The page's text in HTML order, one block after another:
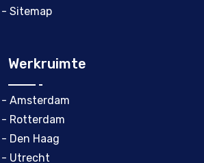
- Sitemap
Werkruimte
- Amsterdam
- Rotterdam
- Den Haag
- Utrecht